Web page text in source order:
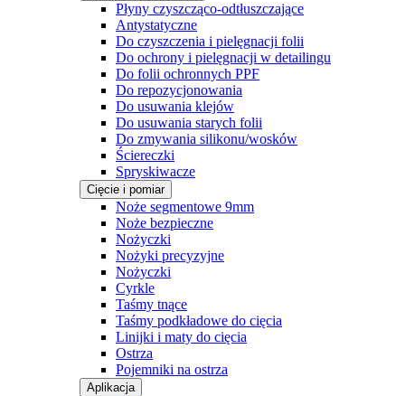
Płyny czyszcząco-odtłuszczające
Antystatyczne
Do czyszczenia i pielęgnacji folii
Do ochrony i pielęgnacji w detailingu
Do folii ochronnych PPF
Do repozycjonowania
Do usuwania klejów
Do usuwania starych folii
Do zmywania silikonu/wosków
Ściereczki
Spryskiwacze
Cięcie i pomiar
Noże segmentowe 9mm
Noże bezpieczne
Nożyczki
Nożyki precyzyjne
Nożyczki
Cyrkle
Taśmy tnące
Taśmy podkładowe do cięcia
Linijki i maty do cięcia
Ostrza
Pojemniki na ostrza
Aplikacja